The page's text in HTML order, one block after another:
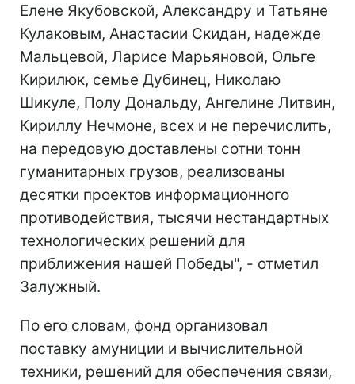
Елене Якубовской, Александру и Татьяне
Кулаковым, Анастасии Скидан, надежде
Мальцевой, Ларисе Марьяновой, Ольге
Кирилюк, семье Дубинец, Николаю
Шикуле, Полу Дональду, Ангелине Литвин,
Кириллу Нечмоне, всех и не перечислить,
на передовую доставлены сотни тонн
гуманитарных грузов, реализованы
десятки проектов информационного
противодействия, тысячи нестандартных
технологических решений для
приближения нашей Победы", - отметил
Залужный.
По его словам, фонд организовал
поставку амуниции и вычислительной
техники, решений для обеспечения связи,